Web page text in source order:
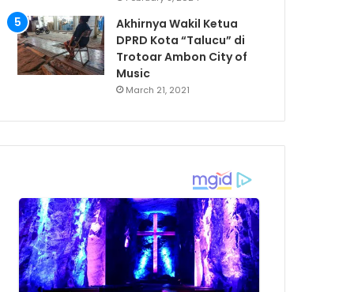
Akhirnya Wakil Ketua
DPRD Kota “Talucu” di
Trotoar Ambon City of
Music
March 21, 2021